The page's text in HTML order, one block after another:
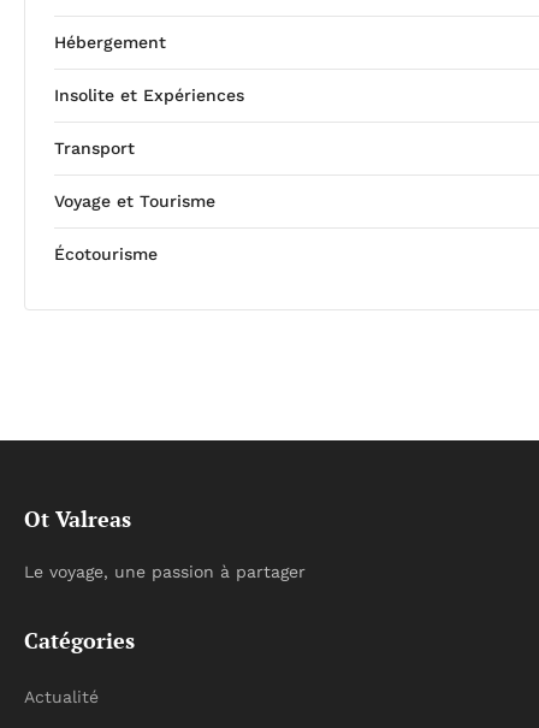
Hébergement
Insolite et Expériences
Transport
Voyage et Tourisme
Écotourisme
Ot Valreas
Le voyage, une passion à partager
Catégories
Actualité